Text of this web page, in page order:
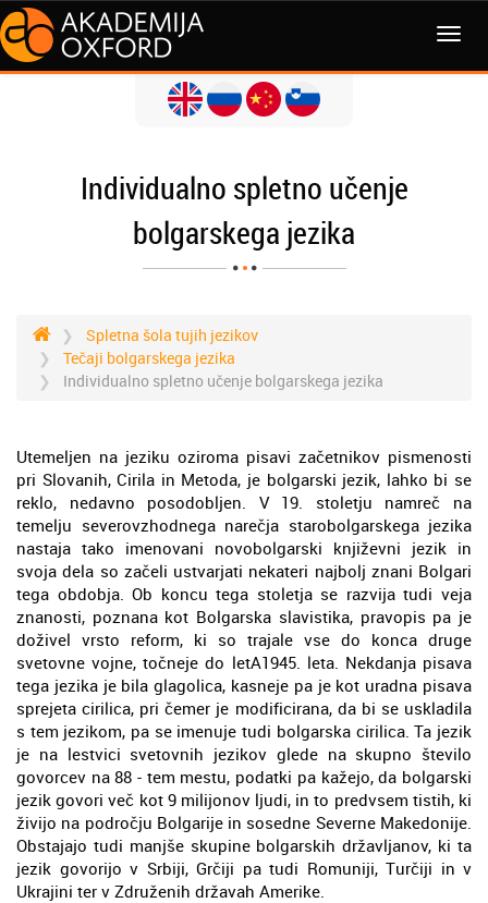
MENI
Individualno spletno učenje
bolgarskega jezika
Spletna šola tujih jezikov
Tečaji bolgarskega jezika
Individualno spletno učenje bolgarskega jezika
Utemeljen na jeziku oziroma pisavi začetnikov pismenosti
pri Slovanih, Cirila in Metoda, je bolgarski jezik, lahko bi se
reklo, nedavno posodobljen. V 19. stoletju namreč na
temelju severovzhodnega narečja starobolgarskega jezika
nastaja tako imenovani novobolgarski književni jezik in
svoja dela so začeli ustvarjati nekateri najbolj znani Bolgari
tega obdobja. Ob koncu tega stoletja se razvija tudi veja
znanosti, poznana kot Bolgarska slavistika, pravopis pa je
doživel vrsto reform, ki so trajale vse do konca druge
svetovne vojne, točneje do letA1945. leta. Nekdanja pisava
tega jezika je bila glagolica, kasneje pa je kot uradna pisava
sprejeta cirilica, pri čemer je modificirana, da bi se uskladila
s tem jezikom, pa se imenuje tudi bolgarska cirilica. Ta jezik
je na lestvici svetovnih jezikov glede na skupno število
govorcev na 88 - tem mestu, podatki pa kažejo, da bolgarski
jezik govori več kot 9 milijonov ljudi, in to predvsem tistih, ki
živijo na področju Bolgarije in sosedne Severne Makedonije.
Obstajajo tudi manjše skupine bolgarskih državljanov, ki ta
jezik govorijo v Srbiji, Grčiji pa tudi Romuniji, Turčiji in v
Ukrajini ter v Združenih državah Amerike.